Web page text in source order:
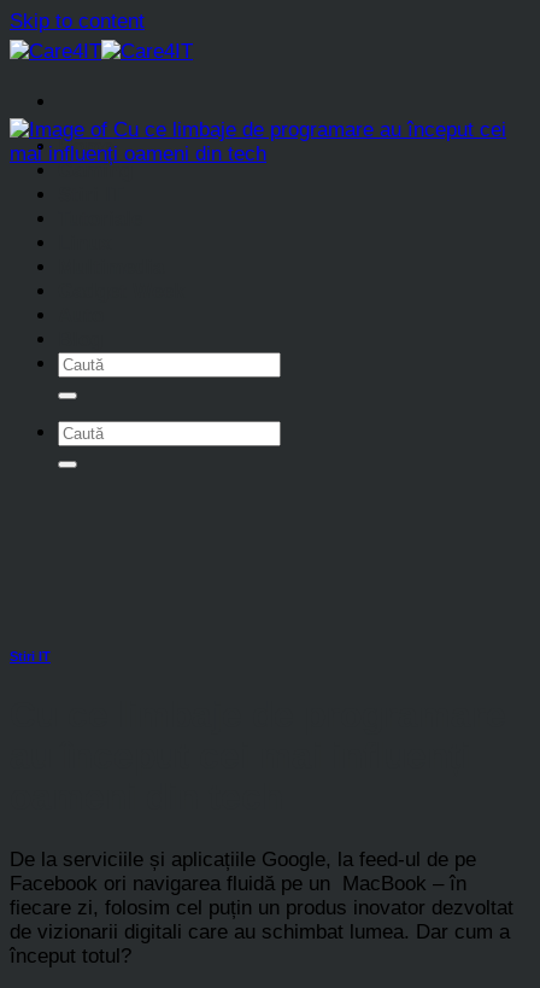
Skip to content
Home
Gaming
Stiri IT
De la serviciile și aplicațiile Google, la feed-ul de pe
Facebook ori navigarea fluidă pe un MacBook – în
fiecare zi, folosim cel puțin un produs inovator dezvoltat
de vizionarii digitali care au schimbat lumea. Dar cum a
început totul?